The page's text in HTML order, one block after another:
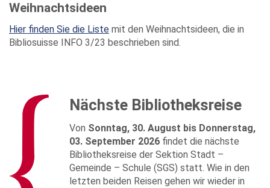
Weihnachtsideen
Hier finden Sie die Liste mit den Weihnachtsideen, die in
Bibliosuisse INFO 3/23 beschrieben sind.
Nächste Bibliotheksreise
Von Sonntag, 30. August bis Donnerstag,
03. September 2026 findet die nächste
Bibliotheksreise der Sektion Stadt –
Gemeinde – Schule (SGS) statt. Wie in den
letzten beiden Reisen gehen wir wieder in